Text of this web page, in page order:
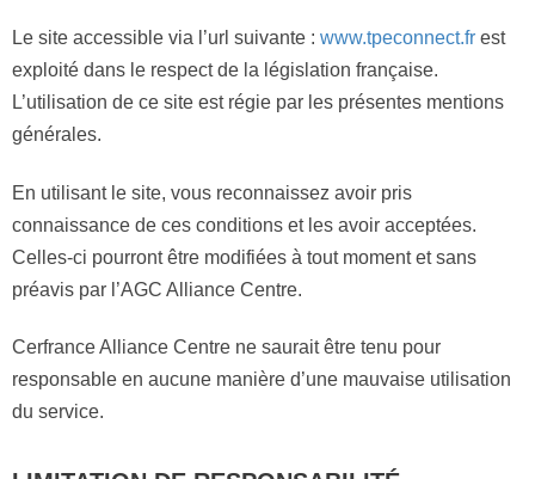
Le site accessible via l’url suivante : www.tpeconnect.fr est
exploité dans le respect de la législation française.
L’utilisation de ce site est régie par les présentes mentions
générales.
En utilisant le site, vous reconnaissez avoir pris
connaissance de ces conditions et les avoir acceptées.
Celles-ci pourront être modifiées à tout moment et sans
préavis par l’AGC Alliance Centre.
Cerfrance Alliance Centre ne saurait être tenu pour
responsable en aucune manière d’une mauvaise utilisation
du service.